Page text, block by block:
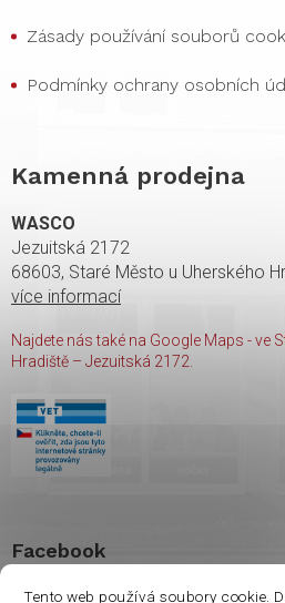
Tento web používá soubory cookie.
Zásady používání souborů
Podmínky ochrany osobních
Kamenná prodejna
WASCO
Jezuitská 2172
68603, Staré Město u Uherského
více informací
Najdete nás také na Google Maps - ve
Hradiště – Jezuitská 2172.
Facebook